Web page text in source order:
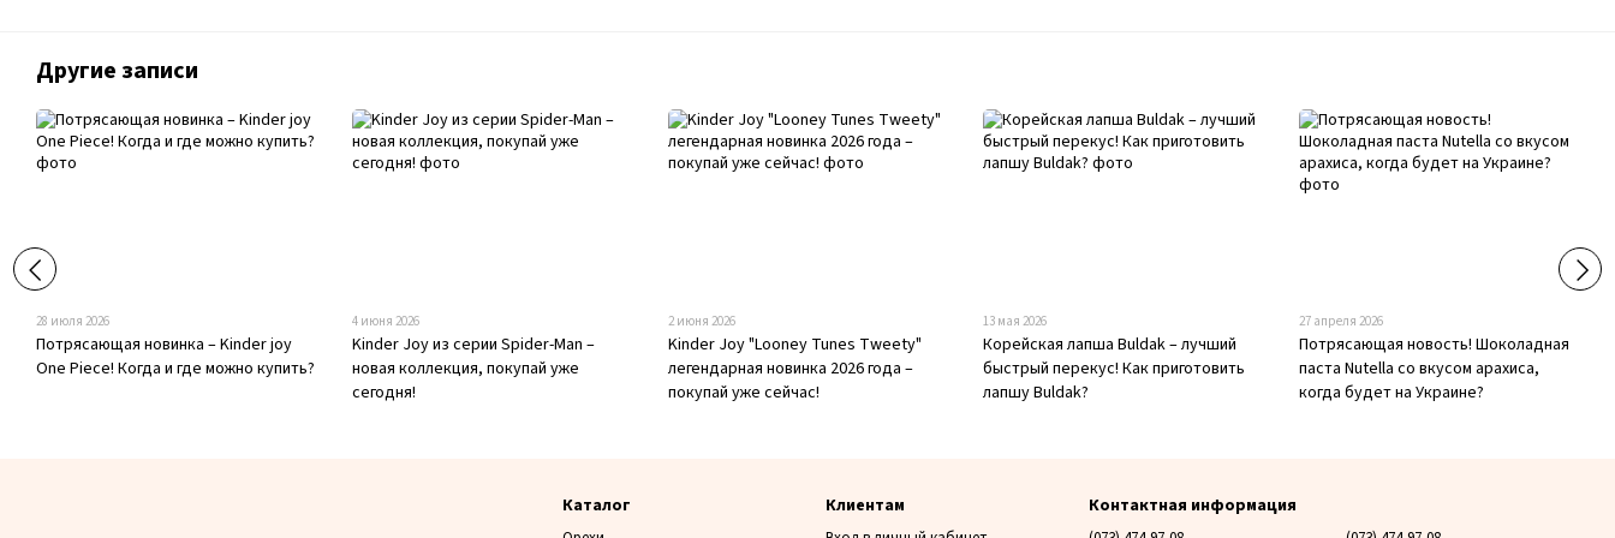
Другие записи
28 июля 2026
Потрясающая новинка – Kinder joy
One Piece! Когда и где можно купить?
4 июня 2026
Kinder Joy из серии Spider-Man –
новая коллекция, покупай уже
сегодня!
2 июня 2026
Kinder Joy "Looney Tunes Tweety"
легендарная новинка 2026 года –
покупай уже сейчас!
13 мая 2026
Корейская лапша Buldak – лучший
быстрый перекус! Как приготовить
лапшу Buldak?
27 апреля 2026
Потрясающая новость! Шоколадная
паста Nutella со вкусом арахиса,
когда будет на Украине?
Каталог Клиентам Контактная информация